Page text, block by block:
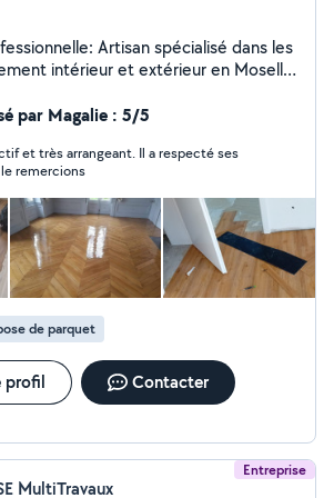
Artisan spécialisé dans les
intérieur et extérieur en Moselle.
un travail soigné, des finitions
des délais. Mes prestations : Pose
Faïence salle de bain et
plots Dalles extérieures Résine de
et extérieure Étanchéité terrasse
Rénovation salle de bain Disponible
rénovation chantier neuf
Réponse rapide par téléphone ou
M.zyberaj
par Magalie : 5/5
et très arrangeant. Il a respecté ses
Nous le remercions
de parquet
profil Contacter
Entreprise
MultiTravaux